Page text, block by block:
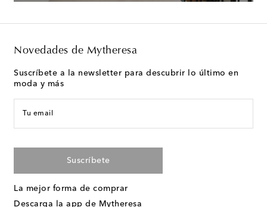
Novedades de Mytheresa
Suscríbete a la newsletter para descubrir lo último en
moda y más
Tu email
Suscríbete
La mejor forma de comprar
Descarga la app de Mytheresa